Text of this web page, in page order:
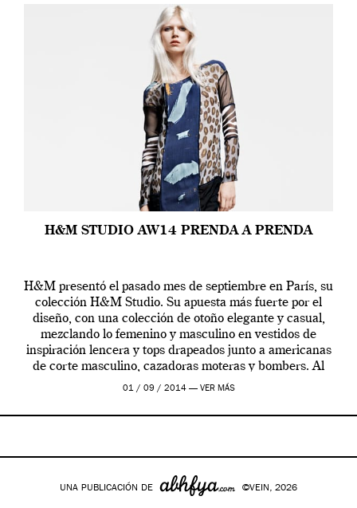
H&M STUDIO AW14 PRENDA A PRENDA
H&M presentó el pasado mes de septiembre en París, su
colección H&M Studio. Su apuesta más fuerte por el
diseño, con una colección de otoño elegante y casual,
mezclando lo femenino y masculino en vestidos de
inspiración lencera y tops drapeados junto a americanas
de corte masculino, cazadoras moteras y bombers. Al
frente de la […]
01 / 09 / 2014 — VER MÁS
UNA PUBLICACIÓN DE ©VEIN, 2026